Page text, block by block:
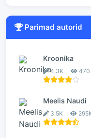
Parimad autorid
Kroonika
4.3K
Meelis Naudi
3.5K